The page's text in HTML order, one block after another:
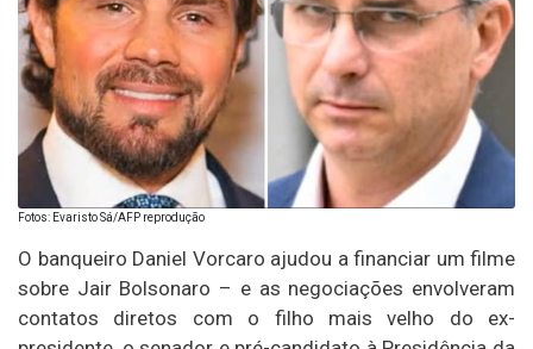
Fotos: Evaristo Sá/AFP reprodução
O banqueiro Daniel Vorcaro ajudou a financiar um filme
sobre Jair Bolsonaro – e as negociações envolveram
contatos diretos com o filho mais velho do ex-